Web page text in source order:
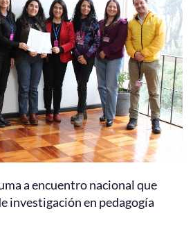
a encuentro nacional que
investigación en pedagogía